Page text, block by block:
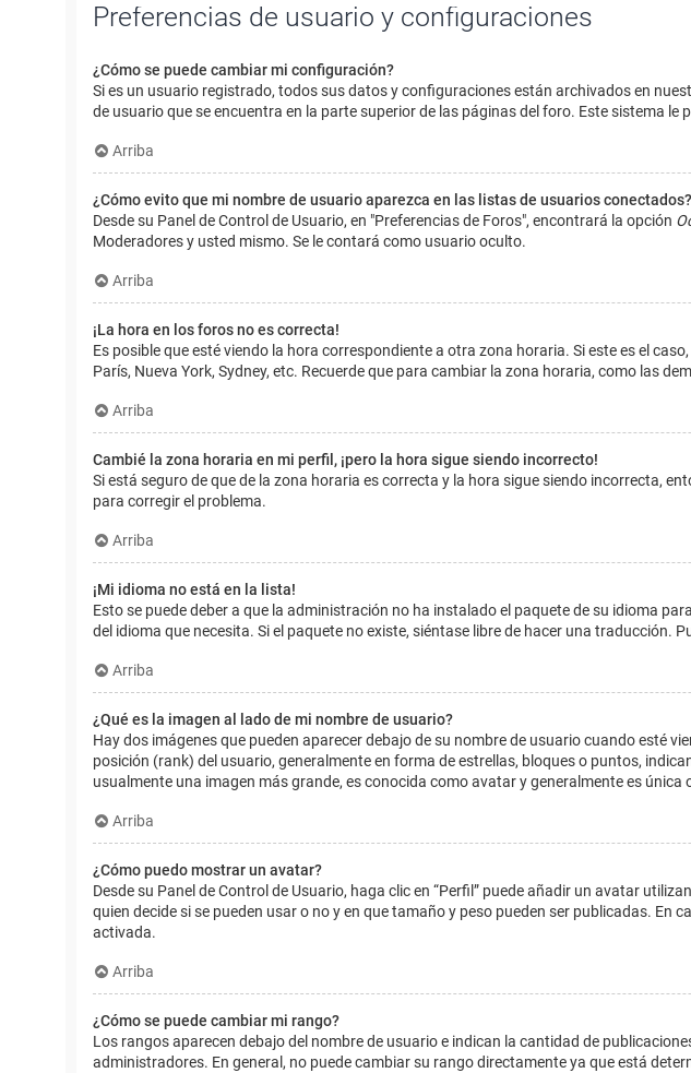
Preferencias de usuario y configuraciones
¿Cómo se puede cambiar mi configuración?
Si es un usuario registrado, todos sus datos y configuraciones están archivados en
de usuario que se encuentra en la parte superior de las páginas del foro. Este sistema
Arriba
¿Cómo evito que mi nombre de usuario aparezca en las listas de usuarios conectados?
Desde su Panel de Control de Usuario, en "Preferencias de Foros", encontrará la opción
Moderadores y usted mismo. Se le contará como usuario oculto.
Arriba
¡La hora en los foros no es correcta!
Es posible que esté viendo la hora correspondiente a otra zona horaria. Si este es el
París, Nueva York, Sydney, etc. Recuerde que para cambiar la zona horaria, como las
Arriba
Cambié la zona horaria en mi perfil, ¡pero la hora sigue siendo incorrecto!
Si está seguro de que de la zona horaria es correcta y la hora sigue siendo incorrecta,
para corregir el problema.
Arriba
¡Mi idioma no está en la lista!
Esto se puede deber a que la administración no ha instalado el paquete de su idioma
del idioma que necesita. Si el paquete no existe, siéntase libre de hacer una traducción.
Arriba
¿Qué es la imagen al lado de mi nombre de usuario?
Hay dos imágenes que pueden aparecer debajo de su nombre de usuario cuando esté
posición (rank) del usuario, generalmente en forma de estrellas, bloques o puntos,
usualmente una imagen más grande, es conocida como avatar y generalmente es única
Arriba
¿Cómo puedo mostrar un avatar?
Desde su Panel de Control de Usuario, haga clic en “Perfil” puede añadir un avatar
quien decide si se pueden usar o no y en que tamaño y peso pueden ser publicadas.
activada.
Arriba
¿Cómo se puede cambiar mi rango?
Los rangos aparecen debajo del nombre de usuario e indican la cantidad de
administradores. En general, no puede cambiar su rango directamente ya que está